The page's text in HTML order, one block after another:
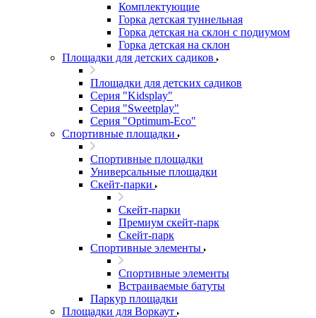
Комплектующие
Горка детская туннельная
Горка детская на склон с подиумом
Горка детская на склон
Площадки для детских садиков
Площадки для детских садиков
Серия "Kidsplay"
Серия "Sweetplay"
Серия "Оptimum-Еco"
Спортивные площадки
Спортивные площадки
Универсальные площадки
Скейт-парки
Скейт-парки
Премиум скейт-парк
Скейт-парк
Спортивные элементы
Спортивные элементы
Встраиваемые батуты
Паркур площадки
Площадки для Воркаут